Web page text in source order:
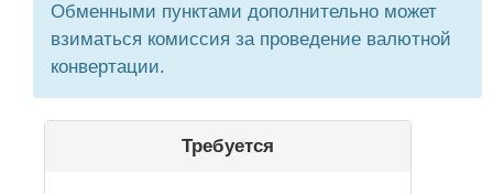
Обменными пунктами дополнительно может
взиматься комиссия за проведение валютной
конвертации.
Требуется